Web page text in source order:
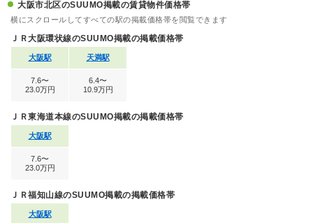
大阪市北区のSUUMO掲載の賃貸物件価格帯
横にスクロールしてすべての駅の掲載価格帯を閲覧できます
ＪＲ大阪環状線のSUUMO掲載の掲載価格帯
大阪駅 天満駅
7.6〜
23.0万円
6.4〜
10.9万円
ＪＲ東海道本線のSUUMO掲載の掲載価格帯
大阪駅
7.6〜
23.0万円
ＪＲ福知山線のSUUMO掲載の掲載価格帯
大阪駅